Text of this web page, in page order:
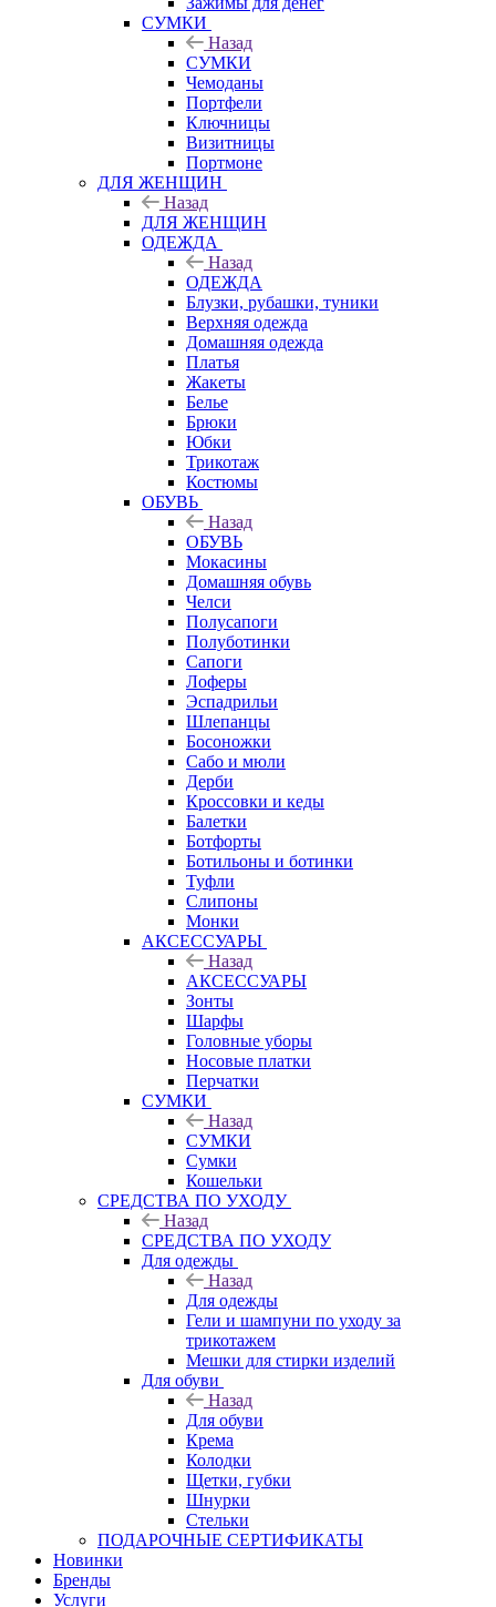
СУМКИ
Назад
СУМКИ
Чемоданы
Портфели
Ключницы
Визитницы
Портмоне
ДЛЯ ЖЕНЩИН
Назад
ДЛЯ ЖЕНЩИН
ОДЕЖДА
Назад
ОДЕЖДА
Блузки, рубашки, туники
Верхняя одежда
Домашняя одежда
Платья
Жакеты
Белье
Брюки
Юбки
Трикотаж
Костюмы
ОБУВЬ
Назад
ОБУВЬ
Мокасины
Домашняя обувь
Челси
Полусапоги
Полуботинки
Сапоги
Лоферы
Эспадрильи
Шлепанцы
Босоножки
Сабо и мюли
Дерби
Кроссовки и кеды
Балетки
Ботфорты
Ботильоны и ботинки
Туфли
Слипоны
Монки
АКСЕССУАРЫ
Назад
АКСЕССУАРЫ
Зонты
Шарфы
Головные уборы
Носовые платки
Перчатки
СУМКИ
Назад
СУМКИ
Сумки
Кошельки
CРЕДСТВА ПО УХОДУ
Назад
CРЕДСТВА ПО УХОДУ
Для одежды
Назад
Для одежды
Гели и шампуни по уходу за
трикотажем
Мешки для стирки изделий
Для обуви
Назад
Для обуви
Крема
Колодки
Щетки, губки
Шнурки
Стельки
ПОДАРОЧНЫЕ СЕРТИФИКАТЫ
Новинки
Бренды
Услуги